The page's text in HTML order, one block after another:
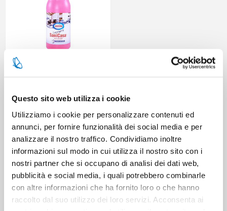
Questo sito web utilizza i cookie
Utilizziamo i cookie per personalizzare contenuti ed
annunci, per fornire funzionalità dei social media e per
analizzare il nostro traffico. Condividiamo inoltre
informazioni sul modo in cui utilizza il nostro sito con i
nostri partner che si occupano di analisi dei dati web,
pubblicità e social media, i quali potrebbero combinarle
con altre informazioni che ha fornito loro o che hanno
raccolto dal suo utilizzo dei loro servizi. Acconsenta ai
AMACASA DETERGENTE
SANICASA CON ALCOOL ML
CATEGORIE
I TAG PIÙ POPOLARI